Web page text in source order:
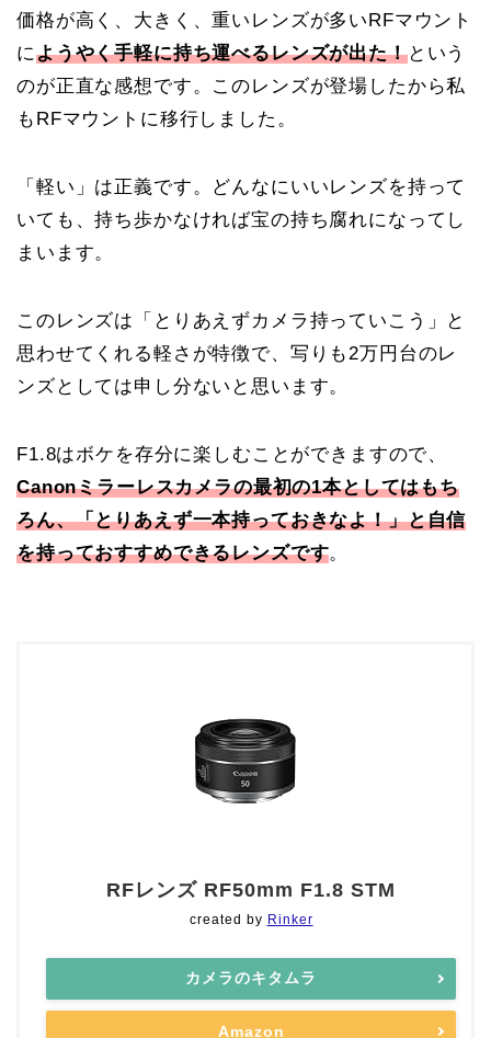
価格が高く、大きく、重いレンズが多いRFマウント
にようやく手軽に持ち運べるレンズが出た！という
のが正直な感想です。このレンズが登場したから私
もRFマウントに移行しました。
「軽い」は正義です。どんなにいいレンズを持って
いても、持ち歩かなければ宝の持ち腐れになってし
まいます。
このレンズは「とりあえずカメラ持っていこう」と
思わせてくれる軽さが特徴で、写りも2万円台のレ
ンズとしては申し分ないと思います。
F1.8はボケを存分に楽しむことができますので、
Canonミラーレスカメラの最初の1本としてはもち
ろん、「とりあえず一本持っておきなよ！」と自信
を持っておすすめできるレンズです。
RFレンズ RF50mm F1.8 STM
created by Rinker
カメラのキタムラ
Amazon